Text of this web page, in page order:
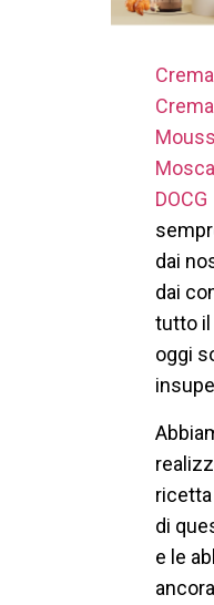
DOCG
dai
dai
tutto il
oggi
di
e le